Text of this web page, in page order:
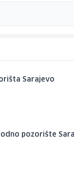
Sarajevo
pozorište